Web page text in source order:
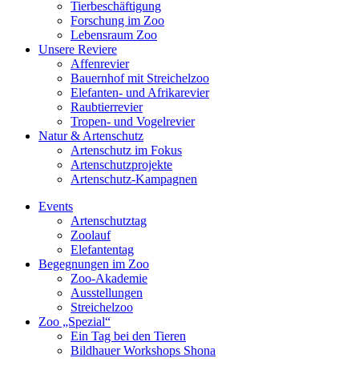
Tierbeschäftigung
Forschung im Zoo
Lebensraum Zoo
Unsere Reviere
Affenrevier
Bauernhof mit Streichelzoo
Elefanten- und Afrikarevier
Raubtierrevier
Tropen- und Vogelrevier
Natur & Artenschutz
Artenschutz im Fokus
Artenschutzprojekte
Artenschutz-Kampagnen
Events
Artenschutztag
Zoolauf
Elefantentag
Begegnungen im Zoo
Zoo-Akademie
Ausstellungen
Streichelzoo
Zoo „Spezial“
Ein Tag bei den Tieren
Bildhauer Workshops Shona